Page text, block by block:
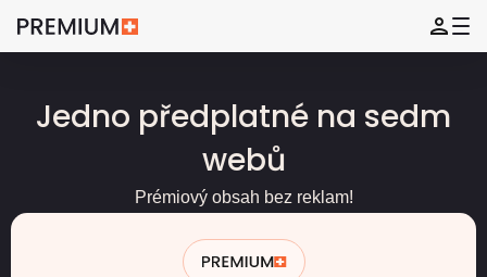
Jedno předplatné na sedm
webů
Prémiový obsah bez reklam!